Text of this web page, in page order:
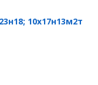
10х17н13м2т